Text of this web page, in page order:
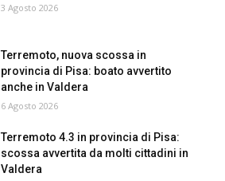
3 Agosto 2026
Terremoto, nuova scossa in
provincia di Pisa: boato avvertito
anche in Valdera
6 Agosto 2026
Terremoto 4.3 in provincia di Pisa:
scossa avvertita da molti cittadini in
Valdera